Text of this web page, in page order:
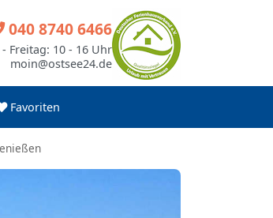
Favoriten
040 8740 6466
Freitag: 10 - 16 Uhr
moin@ostsee24.de